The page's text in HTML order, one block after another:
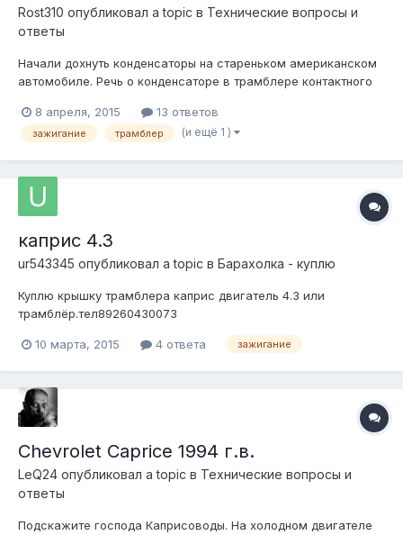
Rost310 опубликовал a topic в Технические вопросы и
ответы
Начали дохнуть конденсаторы на стареньком американском
автомобиле. Речь о конденсаторе в трамблере контактного
чаще и чаще стали вылетать. В чем дело? P.S. Заменить все
зажигание на бесконтактное просьба не предлагать. Это
8 апреля, 2015 13 ответов
зажигание трамблер (и ещё 1 )
каприс 4.3
ur543345 опубликовал a topic в Барахолка - куплю
Куплю крышку трамблера каприс двигатель 4.3 или
трамблёр.тел89260430073
10 марта, 2015 4 ответа зажигание
Chevrolet Caprice 1994 г.в.
LeQ24 опубликовал a topic в Технические вопросы и
ответы
Подскажите господа Каприсоводы. На холодном двигателе